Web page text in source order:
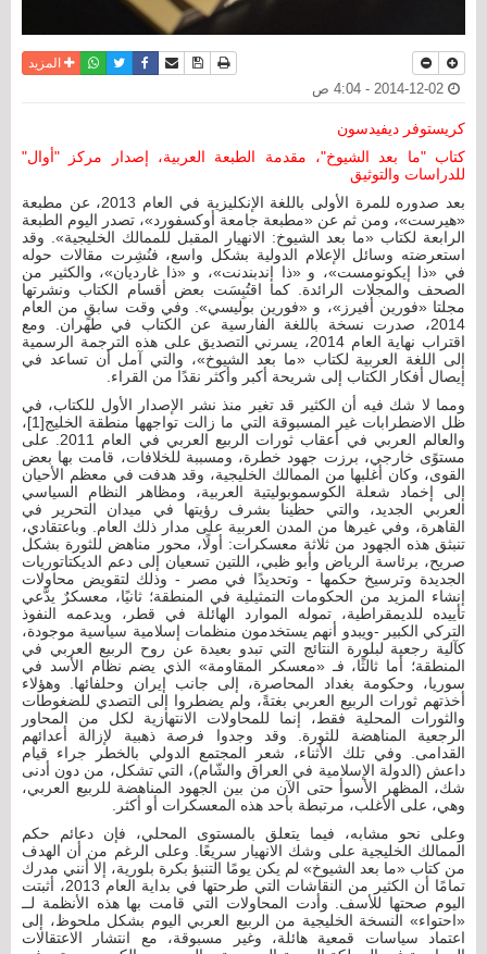
نسخة للطباعة
حفظ الموضوع
أرسل الى صديق
فيسبوكتويترواتسابالمزيد
كريستوفر ديفيدسون
كتاب "ما بعد الشيوخ"، مقدمة الطبعة العربية، إصدار مركز "أوال"
للدراسات والتوثيق
بعد صدوره للمرة الأولى باللغة الإنكليزية في العام 2013، عن مطبعة
«هيرست»، ومن ثم عن «مطبعة جامعة أوكسفورد»، تصدر اليوم الطبعة
الرابعة لكتاب «ما بعد الشيوخ: الانهيار المقبل للممالك الخليجية». وقد
استعرضته وسائل الإعلام الدولية بشكل واسع، فنُشِرت مقالات حوله
في «ذا إيكونومست»، و «ذا إندبندنت»، و «ذا غارديان»، والكثير من
الصحف والمجلات الرائدة. كما اقتُبِسَت بعض أقسام الكتاب ونشرتها
مجلتا «فورين أفيرز»، و «فورين بوليسي». وفي وقت سابقٍ من العام
2014، صدرت نسخة باللغة الفارسية عن الكتاب في طهران. ومع
اقتراب نهاية العام 2014، يسرني التصديق على هذه الترجمة الرسمية
إلى اللغة العربية لكتاب «ما بعد الشيوخ»، والتي آمل أن تساعد في
إيصال أفكار الكتاب إلى شريحة أكبر وأكثر نقدًا من القراء.
ومما لا شك فيه أن الكثير قد تغير منذ نشر الإصدار الأول للكتاب، في
ظل الاضطرابات غير المسبوقة التي ما زالت تواجهها منطقة الخليج[1]،
والعالم العربي في أعقاب ثورات الربيع العربي في العام 2011. على
مستوًى خارجي، برزت جهود خطرة، ومسببة للخلافات، قامت بها بعض
القوى، وكان أغلبها من الممالك الخليجية، وقد هدفت في معظم الأحيان
إلى إخماد شعلة الكوسموبوليتية العربية، ومظاهر النظام السياسي
العربي الجديد، والتي حظينا بشرف رؤيتها في ميدان التحرير في
القاهرة، وفي غيرها من المدن العربية على مدار ذلك العام. وباعتقادي،
تنبثق هذه الجهود من ثلاثة معسكرات: أولًا، محور مناهض للثورة بشكل
صريح، برئاسة الرياض وأبو ظبي، اللتين تسعيان إلى دعم الديكتاتوريات
الجديدة وترسيخ حكمها - وتحديدًا في مصر - وذلك لتقويض محاولات
إنشاء المزيد من الحكومات التمثيلية في المنطقة؛ ثانيًا، معسكرٌ يدَّعي
تأييده للديمقراطية، تموله الموارد الهائلة في قطر، ويدعمه النفوذ
التركي الكبير -ويبدو أنهم يستخدمون منظمات إسلامية سياسية موجودة،
كآلية رجعية لبلورة النتائج التي تبدو بعيدة عن روح الربيع العربي في
المنطقة؛ أما ثالثًا، فـ «معسكر المقاومة» الذي يضم نظام الأسد في
سوريا، وحكومة بغداد المحاصرة، إلى جانب إيران وحلفائها. وهؤلاء
أخذتهم ثورات الربيع العربي بغتةً، ولم يضطروا إلى التصدي للضغوطات
والثورات المحلية فقط، إنما للمحاولات الانتهازية لكل من المحاور
الرجعية المناهضة للثورة. وقد وجدوا فرصة ذهبية لإزالة أعدائهم
القدامى. وفي تلك الأثناء، شعر المجتمع الدولي بالخطر جراء قيام
داعش (الدولة الإسلامية في العراق والشّام)، التي تشكل، من دون أدنى
شك، المظهر الأسوأ حتى الآن من بين الجهود المناهضة للربيع العربي،
وهي، على الأغلب، مرتبطة بأحد هذه المعسكرات أو أكثر.
وعلى نحو مشابه، فيما يتعلق بالمستوى المحلي، فإن دعائم حكم
الممالك الخليجية على وشك الانهيار سريعًا. وعلى الرغم من أن الهدف
من كتاب «ما بعد الشيوخ» لم يكن يومًا التنبؤ بكرة بلورية، إلا أنني مدرك
تمامًا أن الكثير من النقاشات التي طرحتها في بداية العام 2013، أثبتت
اليوم صحتها للأسف. وأدت المحاولات التي قامت بها هذه الأنظمة لــ
«احتواء» النسخة الخليجية من الربيع العربي اليوم بشكل ملحوظ، إلى
اعتماد سياسات قمعية هائلة، وغير مسبوقة، مع انتشار الاعتقالات